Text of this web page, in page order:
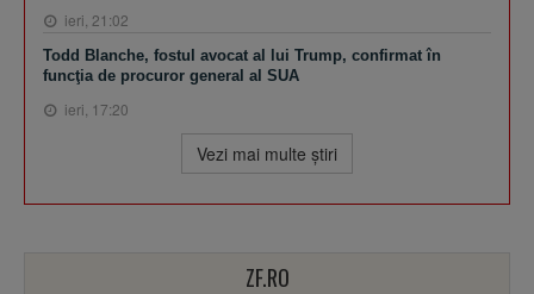
ieri, 21:02
Todd Blanche, fostul avocat al lui Trump, confirmat în
funcţia de procuror general al SUA
ieri, 17:20
Vezi mai multe ştiri
ZF.RO